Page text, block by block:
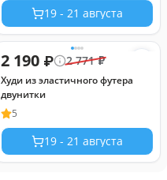
19 - 21 августа
2 190 ₽ 2 771₽
Худи из эластичного футера
двунитки
5
19 - 21 августа